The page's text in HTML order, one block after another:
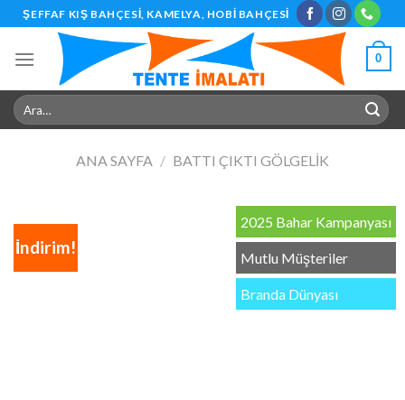
Skip
to
content
ŞEFFAF KIŞ BAHÇESI, KAMELYA, HOBI BAHÇESI
0
Ara:
ANA SAYFA / BATTI ÇIKTI GÖLGELIK
2025 Bahar Kampanyası
Mutlu Müşteriler
Branda Dünyası
İndirim!